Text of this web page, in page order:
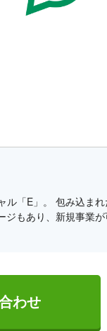
「E」。 包み込ま
もあり、新規事業
わせ